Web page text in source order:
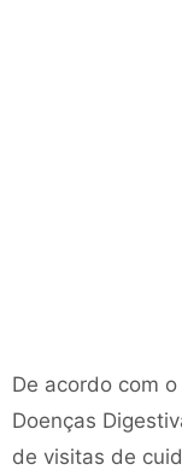
De acordo com
Doenças
de visitas de